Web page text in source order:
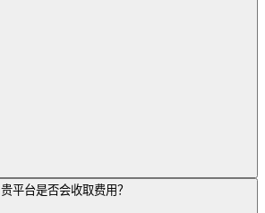
贵平台是否会收取费用？